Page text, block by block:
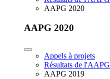
AAPG 2020
AAPG 2020
Appels à projets
Résultats de l'AAPG
AAPG 2019